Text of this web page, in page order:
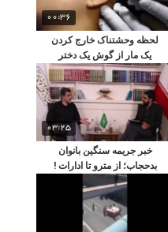
00:36
لحظه وحشتناک خارج کردن
یک مار از گوش یک دختر
جوان + ویدیو
03:25
خبر جریمه سنگین بانوان
بدحجاب؛ از مترو تا ادارات !